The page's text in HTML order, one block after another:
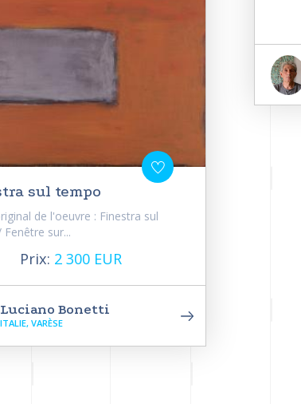
sul tempo
de l'oeuvre : Finestra sul
sur...
Prix: 2 300 EUR
Luciano Bonetti
ITALIE, VARÈSE